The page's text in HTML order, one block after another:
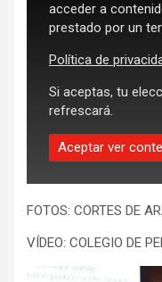
acceder a
prestado por un
Política de
Si aceptas, tu
refrescará.
Aceptar ver
FOTOS: CORTES DE
VÍDEO: COLEGIO DE